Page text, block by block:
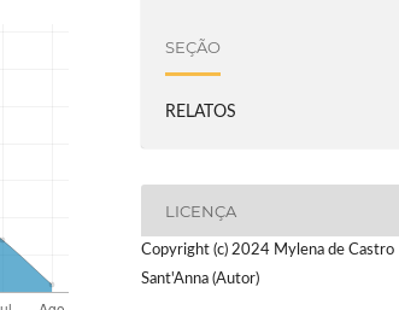
SEÇÃO
RELATOS
LICENÇA
Copyright (c) 2024 Mylena de Castro
Sant'Anna (Autor)